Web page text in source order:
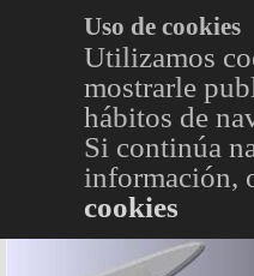
Uso de cookies
Utilizamos
mostrarle
hábitos de
Si continúa
información,
cookies